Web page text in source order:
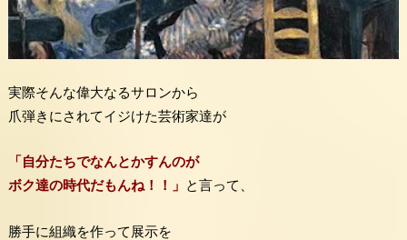
実際そんな偉大なるサロンから
爪弾きにされてイジけた芸術家達が
「自分たちでなんとかすんのが
ボク達の時代だもんね！！」 と言って、
勝手に組織を作って展示を